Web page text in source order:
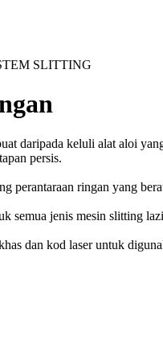
SLITTING
daripada keluli alat aloi
persis.
perantaraan ringan yang
semua jenis mesin slitting
dan kod laser untuk